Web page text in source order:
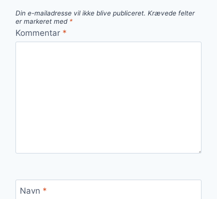
Din e-mailadresse vil ikke blive publiceret. Krævede felter
er markeret med *
Kommentar *
Navn *